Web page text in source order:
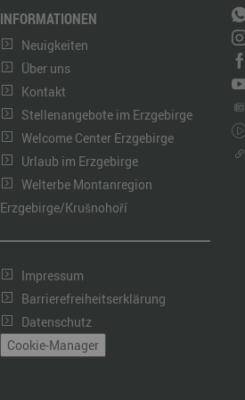
INFORMATIONEN
Neuigkeiten
Über uns
Kontakt
Stellenangebote im Erzgebirge
Welcome Center Erzgebirge
Urlaub im Erzgebirge
Welterbe Montanregion
Erzgebirge/Krušnohoří
Impressum
Barrierefreiheitserklärung
Datenschutz
Cookie-Manager